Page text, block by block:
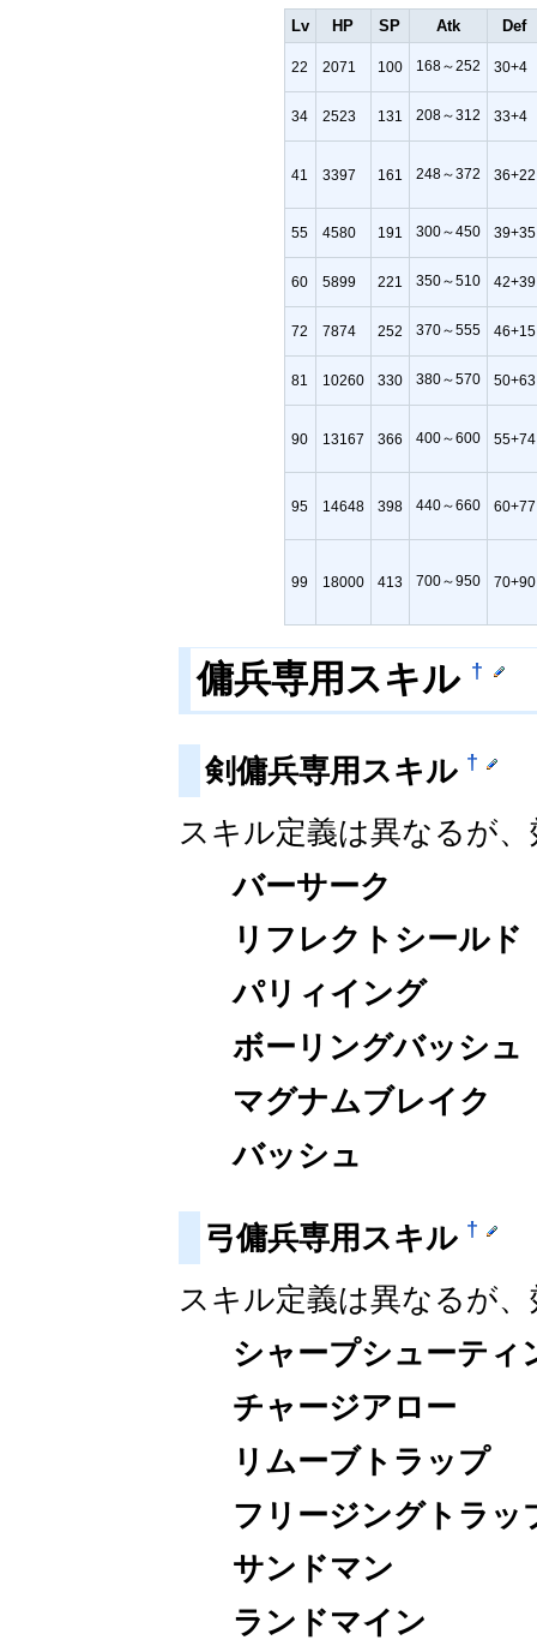
Lv HP SP Atk Def
22 2071 100 168～252 30+4
34 2523 131 208～312 33+4
41 3397 161 248～372 36+22
55 4580 191 300～450 39+35
60 5899 221 350～510 42+39
72 7874 252 370～555 46+15
81 10260 330 380～570 50+63
90 13167 366 400～600 55+74
95 14648 398 440～660 60+77
99 18000 413 700～950 70+90
傭兵専用スキル †
剣傭兵専用スキル †
スキル定義は異なるが
バーサーク
リフレクトシールド
パリィイング
ボーリングバッシュ
マグナムブレイク
バッシュ
弓傭兵専用スキル †
スキル定義は異なるが
シャープシューティ
チャージアロー
リムーブトラップ
フリージングトラッ
サンドマン
ランドマイン